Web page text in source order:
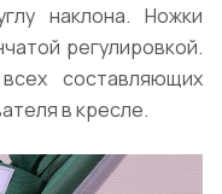
наклона. Ножки
регулировкой.
составляющих
в кресле.